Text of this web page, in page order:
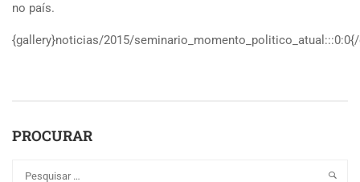
no país.
{gallery}noticias/2015/
PROCURAR